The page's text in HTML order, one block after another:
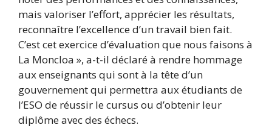
mais valoriser l’effort, apprécier les résultats,
reconnaître l’excellence d’un travail bien fait.
C’est cet exercice d’évaluation que nous faisons à
La Moncloa », a-t-il déclaré à rendre hommage
aux enseignants qui sont à la tête d’un
gouvernement qui permettra aux étudiants de
l’ESO de réussir le cursus ou d’obtenir leur
diplôme avec des échecs.